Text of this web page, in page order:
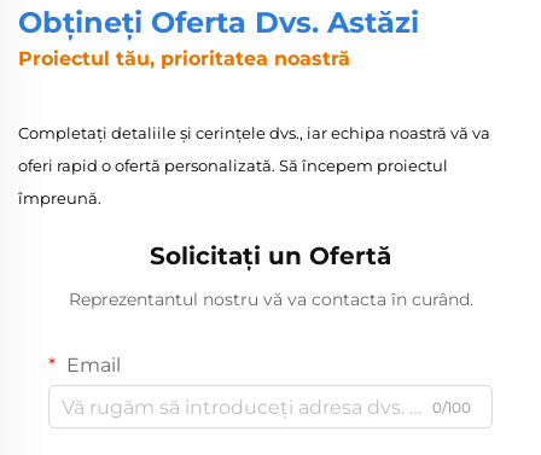
Obțineți Oferta Dvs. Astăzi
Proiectul tău, prioritatea noastră
Completați detaliile și cerințele dvs., iar echipa noastră vă va
oferi rapid o ofertă personalizată. Să începem proiectul
împreună.
Solicitați un Ofertă
Reprezentantul nostru vă va contacta în curând.
Email
0/100